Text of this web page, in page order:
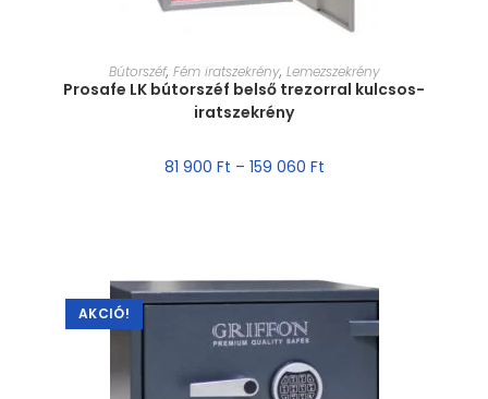
MÉRET VÁLASZTÁSA
Bútorszéf, Fém iratszekrény, Lemezszekrény
Prosafe LK bútorszéf belső trezorral kulcsos-
iratszekrény
81 900 Ft – 159 060 Ft
AKCIÓ!